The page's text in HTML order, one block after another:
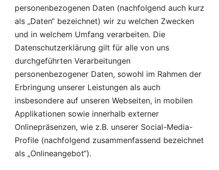
personenbezogenen Daten (nachfolgend auch kurz
als „Daten“ bezeichnet) wir zu welchen Zwecken
und in welchem Umfang verarbeiten. Die
Datenschutzerklärung gilt für alle von uns
durchgeführten Verarbeitungen
personenbezogener Daten, sowohl im Rahmen der
Erbringung unserer Leistungen als auch
insbesondere auf unseren Webseiten, in mobilen
Applikationen sowie innerhalb externer
Onlinepräsenzen, wie z.B. unserer Social-Media-
Profile (nachfolgend zusammenfassend bezeichnet
als „Onlineangebot“).